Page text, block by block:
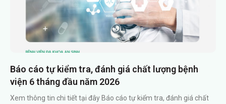
Báo cáo tự kiểm tra, đánh giá chất lượng bệnh
viện 6 tháng đầu năm 2026
Xem thông tin chi tiết tại đây Báo cáo tự kiểm tra, đánh giá chất